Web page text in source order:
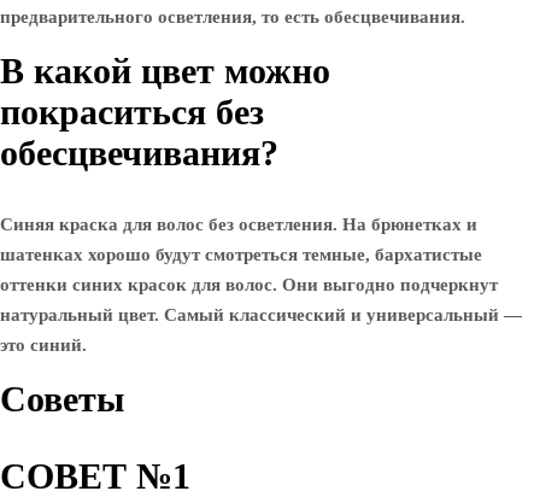
предварительного осветления, то есть обесцвечивания.
В какой цвет можно
покраситься без
обесцвечивания?
Синяя краска для волос без осветления. На брюнетках и
шатенках хорошо будут смотреться темные, бархатистые
оттенки синих красок для волос. Они выгодно подчеркнут
натуральный цвет. Самый классический и универсальный —
это синий.
Советы
СОВЕТ №1